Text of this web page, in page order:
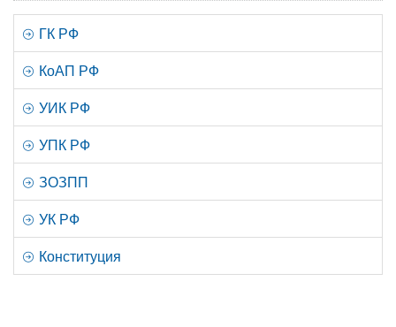
ГК РФ
КоАП РФ
УИК РФ
УПК РФ
ЗОЗПП
УК РФ
Конституция